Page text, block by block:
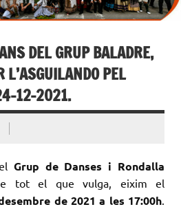
DEL GRUP BALADRE,
PEL
12-2021.
Grup de Danses i Rondalla
tot el que vulga, eixim el
de 2021 a les 17:00h